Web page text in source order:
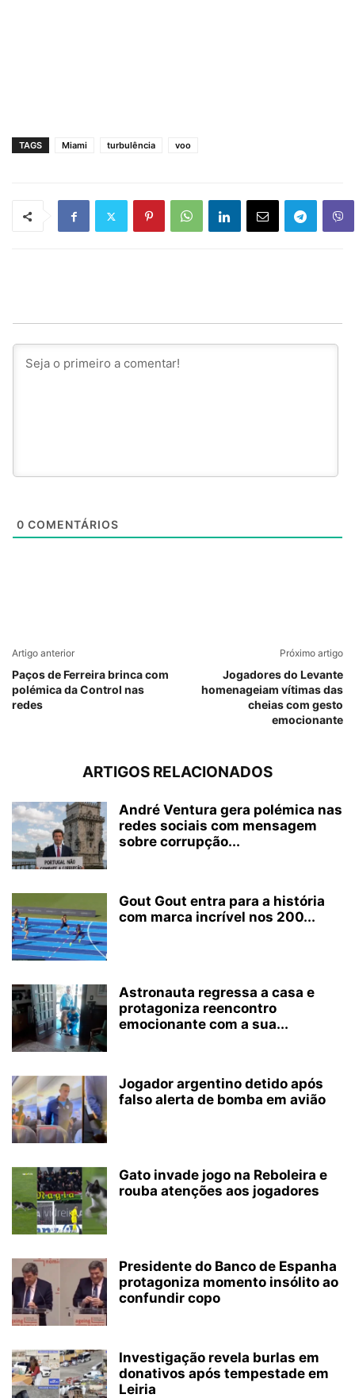
TAGS Miami turbulência voo
0 COMENTÁRIOS
Artigo anterior
Paços de Ferreira brinca com
polémica da Control nas
redes
Próximo artigo
Jogadores do Levante
homenageiam vítimas das
cheias com gesto
emocionante
ARTIGOS RELACIONADOS
André Ventura gera polémica nas
redes sociais com mensagem
sobre corrupção...
Gout Gout entra para a história
com marca incrível nos 200...
Astronauta regressa a casa e
protagoniza reencontro
emocionante com a sua...
Jogador argentino detido após
falso alerta de bomba em avião
Gato invade jogo na Reboleira e
rouba atenções aos jogadores
Presidente do Banco de Espanha
protagoniza momento insólito ao
confundir copo
Investigação revela burlas em
donativos após tempestade em
Leiria